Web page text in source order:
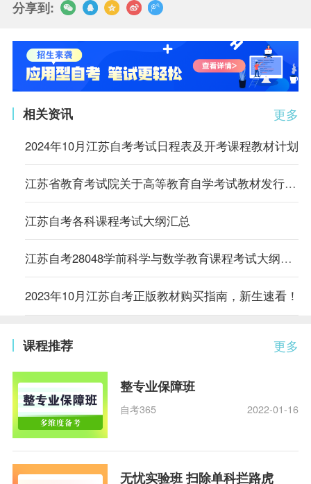
分享到:
更多
相关资讯
2024年10月江苏自考考试日程表及开考课程教材计划
江苏省教育考试院关于高等教育自学考试教材发行方式的公告
江苏自考各科课程考试大纲汇总
江苏自考28048学前科学与数学教育课程考试大纲（高纲4100）
2023年10月江苏自考正版教材购买指南，新生速看！
更多
课程推荐
整专业保障班
自考365 2022-01-16
无忧实验班 扫除单科拦路虎